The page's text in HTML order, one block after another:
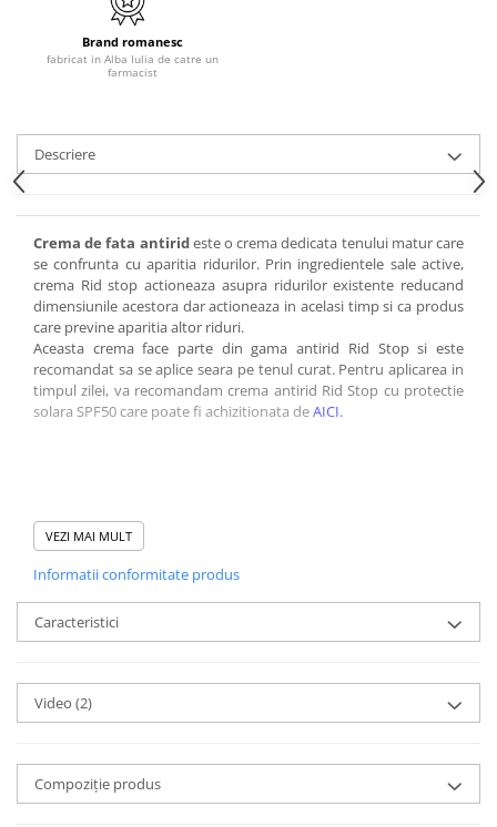
Brand romanesc
fabricat in Alba Iulia de catre un
farmacist
Descriere
Crema de fata antirideste o crema dedicata tenului matur care
se confrunta cu aparitia ridurilor. Prin ingredientele sale active,
crema Rid stop actioneaza asupra ridurilor existente reducand
dimensiunile acestora dar actioneaza in acelasi timp si ca produs
care previne aparitia altor riduri.
Aceasta crema face parte din gama antirid Rid Stop si este
recomandat sa se aplice seara pe tenul curat. Pentru aplicarea in
timpul zilei, va recomandam crema antirid Rid Stop cu protectie
solara SPF50 care poate fi achizitionata deAICI.
CARE SUNT CAUZELE CARE DUC LA APARITIA RIDURILOR?
Desi aparitia ridurilor este normala odata cu inaintarea in varsta,
ingrijirea corespunzatoare a tenului poate amana aparitia
acestora dar si intensitatea lor. Zonele care sunt mai predispuse
aparitiei ridurilor sunt fata si gatul, tocmai de aceea produsele
Aspectul tenului se schimba odata cu trecerea anilor, factorii
principali ce influenteaza aceste schimbari fiind procesele interne,
mediul inconjurator, factorii ereditari si expunerea la soare.
imbatranirii se adauga la cele produse de menopauza. Aceasta
tranzitie reprezinta o modificare globala ce afecteaza mai multe
VEZI MAI MULT
Informatii conformitate produs
Caracteristici
Video (2)
Compoziție produs